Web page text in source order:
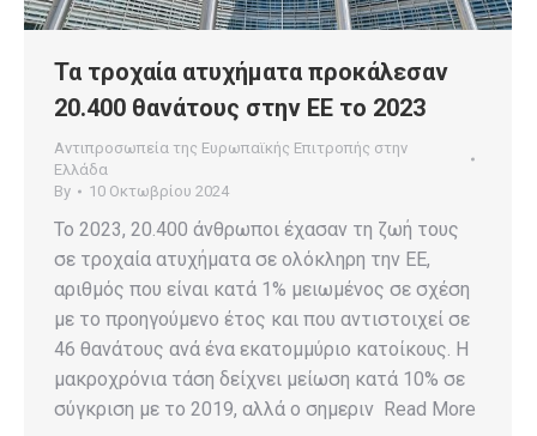
Τα τροχαία ατυχήματα προκάλεσαν
20.400 θανάτους στην ΕΕ το 2023
Αντιπροσωπεία της Ευρωπαϊκής Επιτροπής στην
Ελλάδα
By
10 Οκτωβρίου 2024
Το 2023, 20.400 άνθρωποι έχασαν τη ζωή τους
σε τροχαία ατυχήματα σε ολόκληρη την ΕΕ,
αριθμός που είναι κατά 1% μειωμένος σε σχέση
με το προηγούμενο έτος και που αντιστοιχεί σε
46 θανάτους ανά ένα εκατομμύριο κατοίκους. Η
μακροχρόνια τάση δείχνει μείωση κατά 10% σε
σύγκριση με το 2019, αλλά ο σημεριν Read More